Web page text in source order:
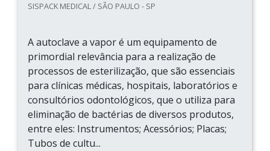
SISPACK MEDICAL / SÃO PAULO - SP
A autoclave a vapor é um equipamento de
primordial relevância para a realização de
processos de esterilização, que são essenciais
para clínicas médicas, hospitais, laboratórios e
consultórios odontológicos, que o utiliza para
eliminação de bactérias de diversos produtos,
entre eles: Instrumentos; Acessórios; Placas;
Tubos de cultu...